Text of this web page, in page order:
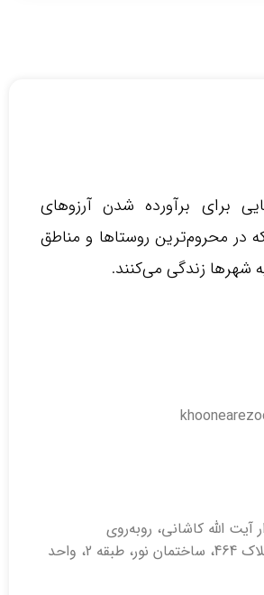
برای برآورده شدن آرزوهای
در محروم‌ترین روستاها و مناطق
شهرها زندگی می‌کنند.‌
آیت الله کاشانی، روبه‌روی
فرهنگسرای نور، پلاک 464، ساختمان نور، طبقه 2، واحد